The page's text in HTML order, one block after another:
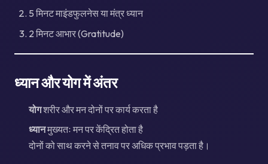
5 मिनट माइंडफुलनेस या मंत्र ध्यान
2 मिनट आभार (Gratitude)
ध्यान और योग में अंतर
योगशरीर और मन दोनों पर कार्य करता है
ध्यानमुख्यतः मन पर केंद्रित होता है
दोनों को साथ करने से तनाव पर अधिक प्रभाव पड़ता है।